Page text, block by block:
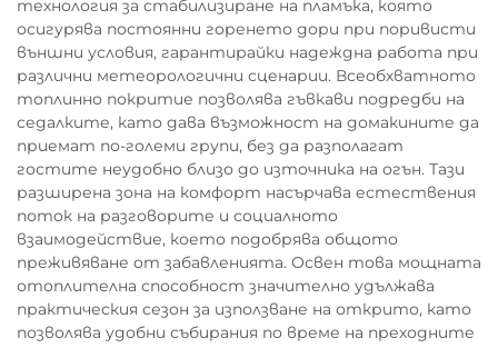
технология за стабилизиране на пламъка, която
осигурява постоянни горенето дори при поривисти
външни условия, гарантирайки надеждна работа при
различни метеорологични сценарии. Всеобхватното
топлинно покритие позволява гъвкави подредби на
седалките, като дава възможност на домакините да
приемат по-големи групи, без да разполагат
гостите неудобно близо до източника на огън. Тази
разширена зона на комфорт насърчава естествения
поток на разговорите и социалното
взаимодействие, което подобрява общото
преживяване от забавленията. Освен това мощната
отоплителна способност значително удължава
практическия сезон за използване на открито, като
позволява удобни събирания по време на преходните